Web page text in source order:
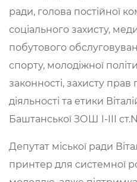
ради, голова постійної
соціального захисту,
побутового
спорту, молодіжної
законності, захисту прав
діяльності та етики
Баштанської ЗОШ І-ІІІ
Депутат міської ради
принтер для системної